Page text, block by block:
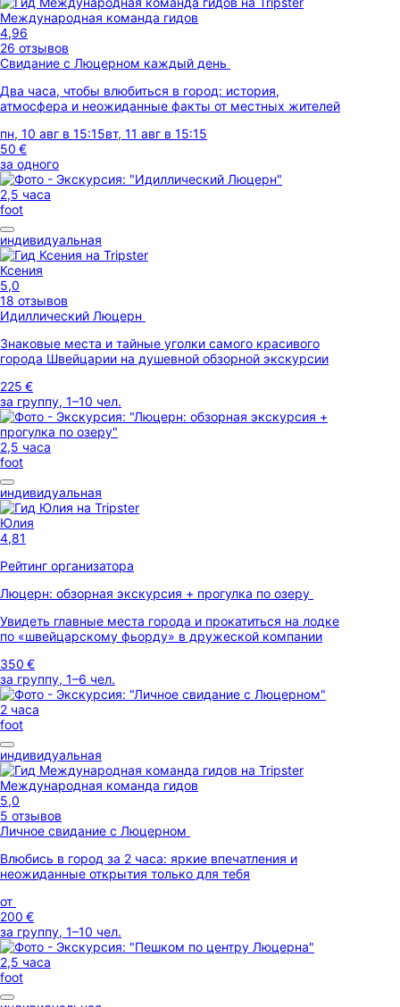
Международная команда гидов
4,96
26 отзывов
Свидание с Люцерном каждый день
Два часа, чтобы влюбиться в город: история,
атмосфера и неожиданные факты от местных жителей
пн, 10 авг в 15:15вт, 11 авг в 15:15
50 €
за одного
2,5 часа
foot
индивидуальная
Ксения
5,0
18 отзывов
Идиллический Люцерн
Знаковые места и тайные уголки самого красивого
города Швейцарии на душевной обзорной экскурсии
225 €
за группу, 1–10 чел.
2,5 часа
foot
индивидуальная
Юлия
4,81
Рейтинг организатора
Люцерн: обзорная экскурсия + прогулка по озеру
Увидеть главные места города и прокатиться на лодке
по «швейцарскому фьорду» в дружеской компании
350 €
за группу, 1–6 чел.
2 часа
foot
индивидуальная
Международная команда гидов
5,0
5 отзывов
Личное свидание с Люцерном
Влюбись в город за 2 часа: яркие впечатления и
неожиданные открытия только для тебя
от
200 €
за группу, 1–10 чел.
2,5 часа
foot